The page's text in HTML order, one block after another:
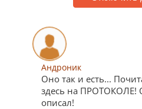
Андроник
Оно так и есть...
здесь на ПРОТОКОЛЕ!
описал!